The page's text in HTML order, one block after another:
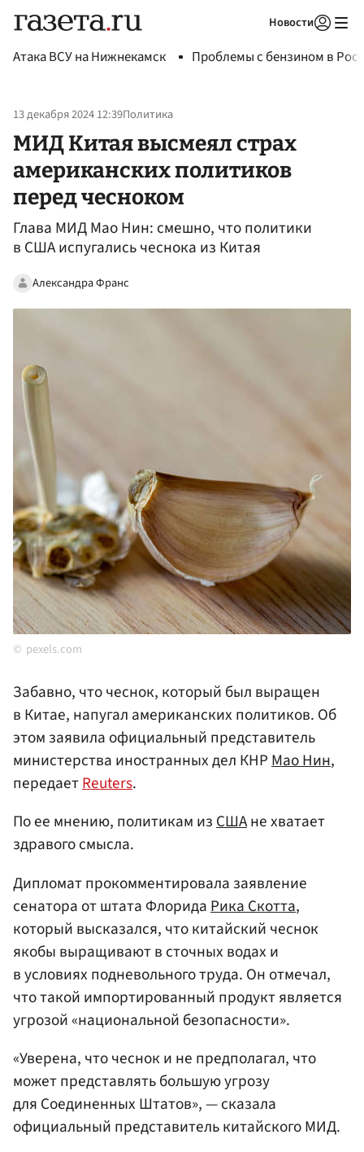
Новости
Атака ВСУ на Нижнекамск Проблемы с бензином в
13 декабря 2024 12:39Политика
МИД Китая высмеял страх
американских политиков
перед чесноком
Глава МИД Мао Нин: смешно, что политики
в США испугались чеснока из Китая
Александра Франс
pexels.com
Забавно, что чеснок, который был выращен
в Китае, напугал американских политиков. Об
этом заявила официальный представитель
министерства иностранных дел КНРМао Нин,
передаетReuters.
По ее мнению, политикам изСШАне хватает
здравого смысла.
Дипломат прокомментировала заявление
сенатора от штата Флорида Рика Скотта,
который высказался, что китайский чеснок
якобы выращивают в сточных водах и
в условиях подневольного труда. Он отмечал,
что такой импортированный продукт является
угрозой «национальной безопасности».
«Уверена, что чеснок и не предполагал, что
может представлять большую угрозу
для Соединенных Штатов», — сказала
официальный представитель китайского МИД.